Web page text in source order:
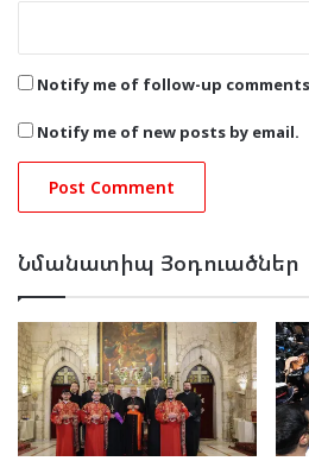
Notify me of follow-up
Notify me of new posts by email.
Նմանատիպ Յօդուածներ